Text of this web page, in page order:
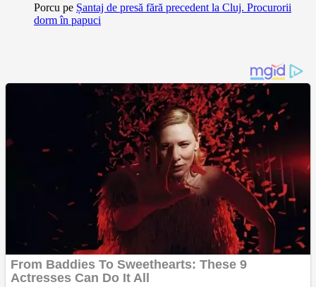
Porcu pe Șantaj de presă fără precedent la Cluj. Procurorii
dorm în papuci